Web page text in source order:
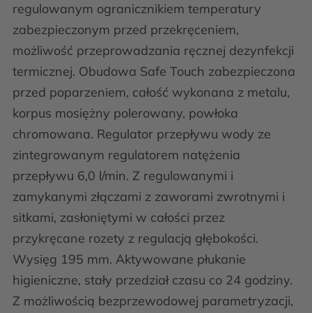
regulowanym ogranicznikiem temperatury
zabezpieczonym przed przekręceniem,
możliwość przeprowadzania ręcznej dezynfekcji
termicznej. Obudowa Safe Touch zabezpieczona
przed poparzeniem, całość wykonana z metalu,
korpus mosiężny polerowany, powłoka
chromowana. Regulator przepływu wody ze
zintegrowanym regulatorem natężenia
przepływu 6,0 l/min. Z regulowanymi i
zamykanymi złączami z zaworami zwrotnymi i
sitkami, zasłoniętymi w całości przez
przykręcane rozety z regulacją głębokości.
Wysięg 195 mm. Aktywowane płukanie
higieniczne, stały przedział czasu co 24 godziny.
Z możliwością bezprzewodowej parametryzacji,